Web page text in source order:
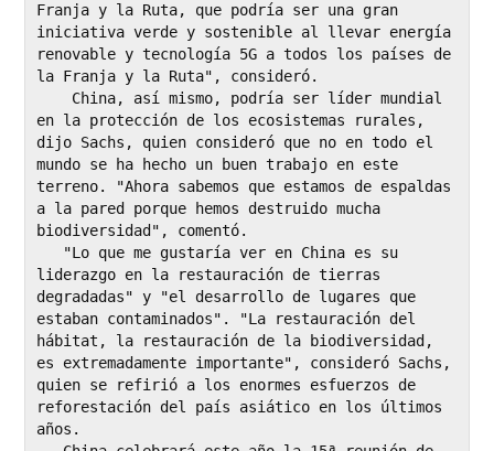
Franja y la Ruta, que podría ser una gran
iniciativa verde y sostenible al llevar energía
renovable y tecnología 5G a todos los países de
la Franja y la Ruta", consideró.
en la protección de los ecosistemas rurales,
dijo Sachs, quien consideró que no en todo el
mundo se ha hecho un buen trabajo en este
terreno. "Ahora sabemos que estamos de espaldas
a la pared porque hemos destruido mucha
biodiversidad", comentó.
liderazgo en la restauración de tierras
degradadas" y "el desarrollo de lugares que
estaban contaminados". "La restauración del
hábitat, la restauración de la biodiversidad,
es extremadamente importante", consideró Sachs,
quien se refirió a los enormes esfuerzos de
reforestación del país asiático en los últimos
años.